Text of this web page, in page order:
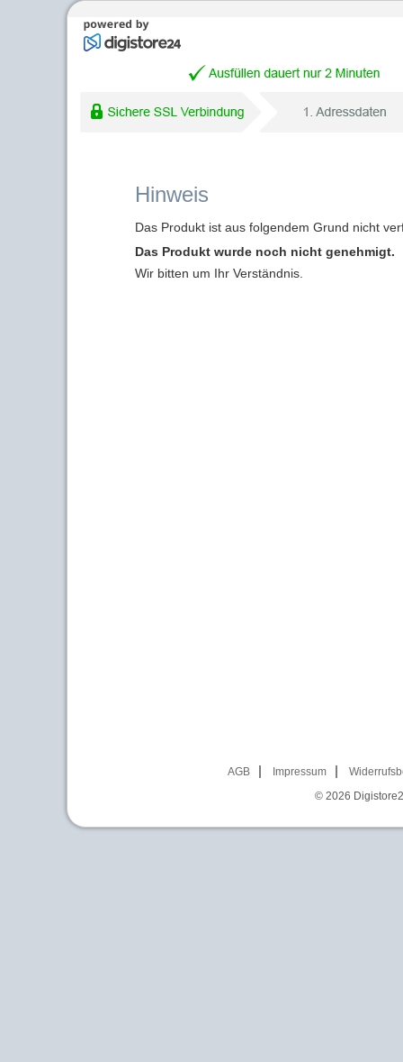
Hinweis
Das Produkt ist aus folgendem Grund nicht
Das Produkt wurde noch nicht genehmigt.
Wir bitten um Ihr Verständnis.
AGB Impressum
© 2026